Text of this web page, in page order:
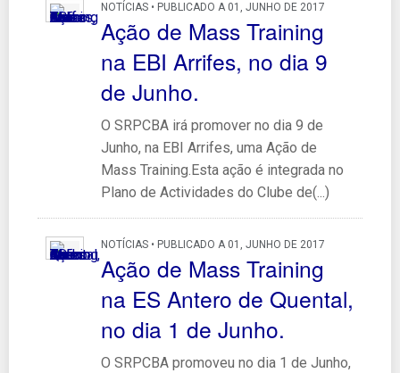
NOTÍCIAS • PUBLICADO A 01, JUNHO DE 2017
Ação de Mass Training
na EBI Arrifes, no dia 9
de Junho.
O SRPCBA irá promover no dia 9 de
Junho, na EBI Arrifes, uma Ação de
Mass Training.Esta ação é integrada no
Plano de Actividades do Clube de(...)
NOTÍCIAS • PUBLICADO A 01, JUNHO DE 2017
Ação de Mass Training
na ES Antero de Quental,
no dia 1 de Junho.
O SRPCBA promoveu no dia 1 de Junho,